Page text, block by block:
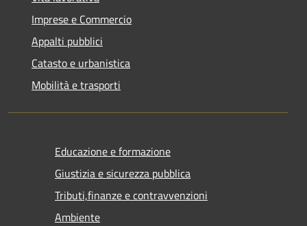
Imprese e Commercio
Appalti pubblici
Catasto e urbanistica
Mobilità e trasporti
Educazione e formazione
Giustizia e sicurezza pubblica
Tributi,finanze e contravvenzioni
Ambiente